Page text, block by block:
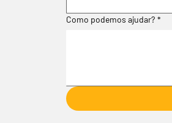
Como podemos ajudar? *